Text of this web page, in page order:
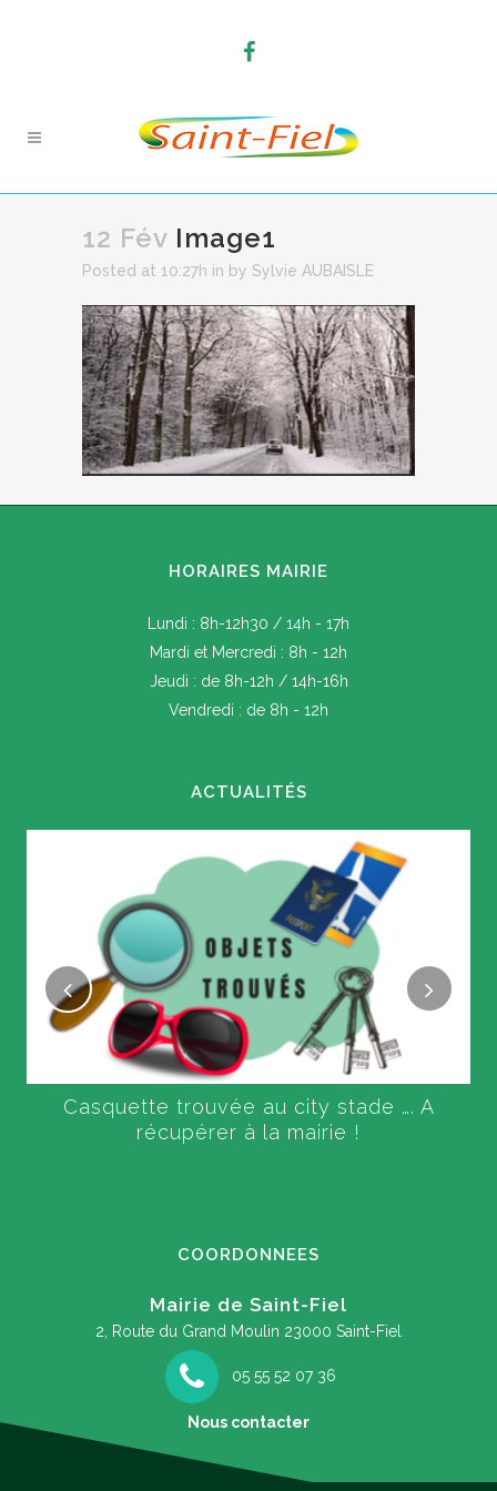
12 Fév Image1
Posted at 10:27h in by Sylvie AUBAISLE
HORAIRES MAIRIE
Lundi : 8h-12h30 / 14h - 17h
Mardi et Mercredi : 8h - 12h
Jeudi : de 8h-12h / 14h-16h
Vendredi : de 8h - 12h
ACTUALITÉS
Casquette trouvée au city stade …. A
récupérer à la mairie !
COORDONNEES
Mairie de Saint-Fiel
2, Route du Grand Moulin 23000 Saint-Fiel
05 55 52 07 36
Nous contacter